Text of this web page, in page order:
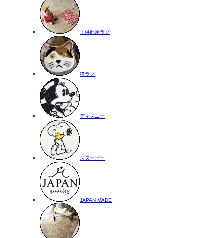
子供部屋ラグ
猫ラグ
ディズニー
スヌーピー
JAPAN MADE